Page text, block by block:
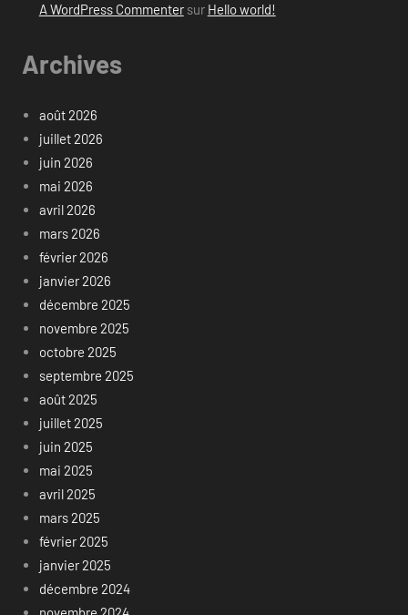
A WordPress Commentersur Hello world!
Archives
août 2026
juillet 2026
juin 2026
mai 2026
avril 2026
mars 2026
février 2026
janvier 2026
décembre 2025
novembre 2025
octobre 2025
septembre 2025
août 2025
juillet 2025
juin 2025
mai 2025
avril 2025
mars 2025
février 2025
janvier 2025
décembre 2024